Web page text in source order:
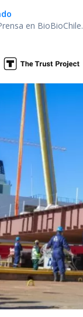
en BioBioChile.